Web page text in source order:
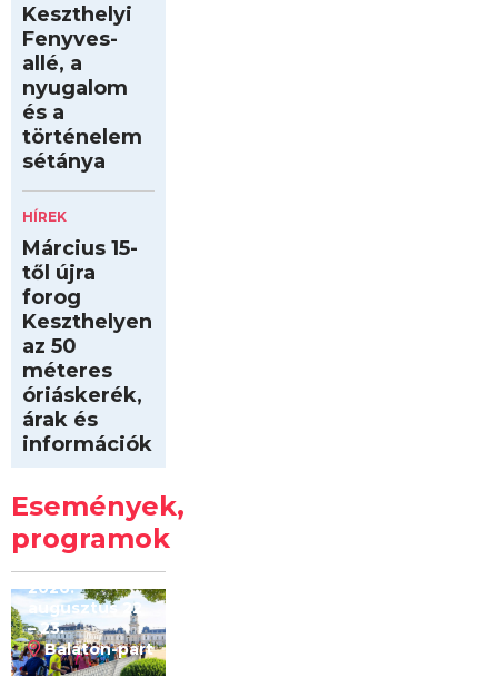
Keszthelyi
Fenyves-
allé, a
nyugalom
és a
történelem
sétánya
HÍREK
Március 15-
től újra
forog
Keszthelyen
az 50
méteres
óriáskerék,
árak és
információk
Események,
programok
Kilóméterek
2026
2026.
augusztus 22
– 23.
Balaton-part